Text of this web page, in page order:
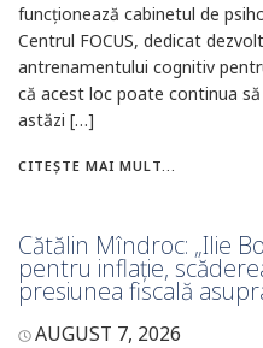
funcționează cabinetul de
Centrul FOCUS, dedicat
antrenamentului cognitiv
că acest loc poate continua
astăzi […]
CITEȘTE MAI MULT...
Cătălin Mîndroc: „Ilie
pentru inflație,
presiunea fiscală
AUGUST 7, 2026